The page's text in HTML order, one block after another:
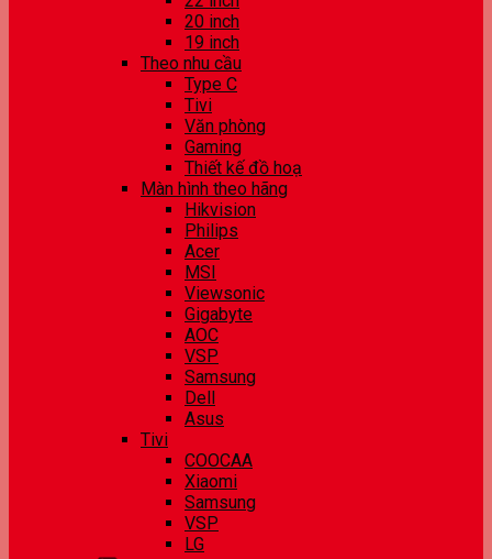
20 inch
19 inch
Theo nhu cầu
Type C
Tivi
Văn phòng
Gaming
Thiết kế đồ hoạ
Màn hình theo hãng
Hikvision
Philips
Acer
MSI
Viewsonic
Gigabyte
AOC
VSP
Samsung
Dell
Asus
Tivi
COOCAA
Xiaomi
Samsung
VSP
LG